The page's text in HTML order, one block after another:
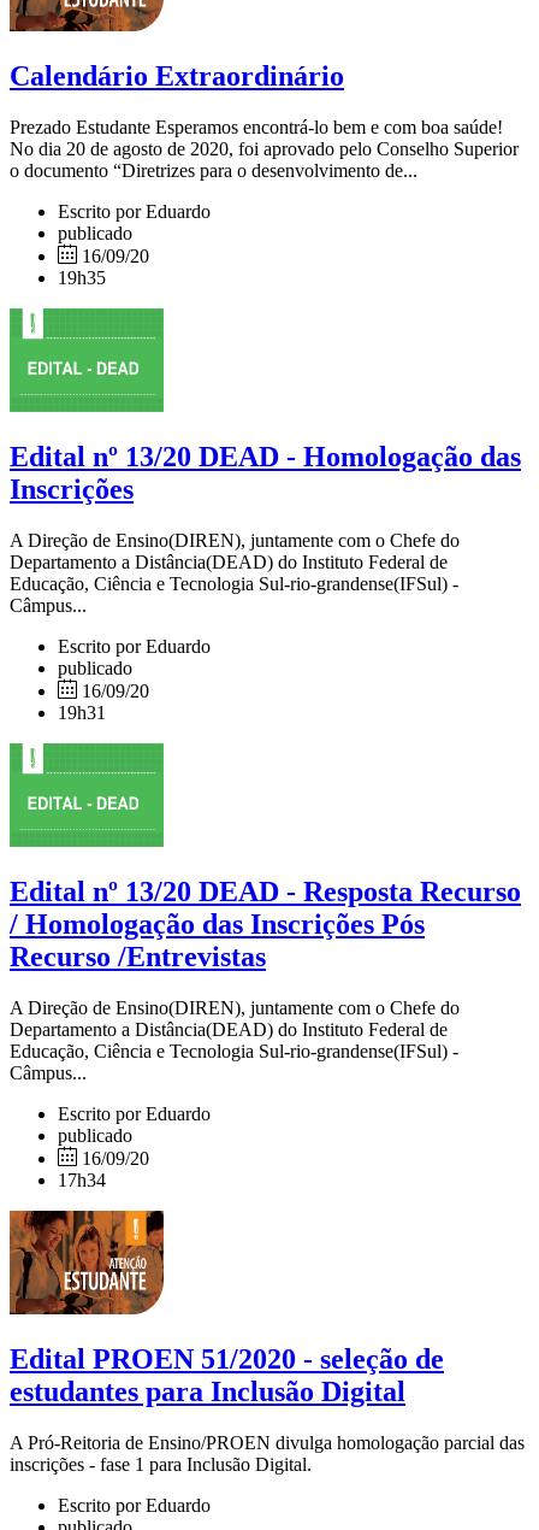
Calendário Extraordinário
Prezado Estudante Esperamos encontrá-lo bem e com boa saúde!
No dia 20 de agosto de 2020, foi aprovado pelo Conselho Superior
o documento “Diretrizes para o desenvolvimento de...
Escrito por Eduardo
publicado
16/09/20
19h35
Edital nº 13/20 DEAD - Homologação das
Inscrições
A Direção de Ensino(DIREN), juntamente com o Chefe do
Departamento a Distância(DEAD) do Instituto Federal de
Educação, Ciência e Tecnologia Sul-rio-grandense(IFSul) -
Câmpus...
Escrito por Eduardo
publicado
16/09/20
19h31
Edital nº 13/20 DEAD - Resposta Recurso
/ Homologação das Inscrições Pós
Recurso /Entrevistas
A Direção de Ensino(DIREN), juntamente com o Chefe do
Departamento a Distância(DEAD) do Instituto Federal de
Educação, Ciência e Tecnologia Sul-rio-grandense(IFSul) -
Câmpus...
Escrito por Eduardo
publicado
16/09/20
17h34
Edital PROEN 51/2020 - seleção de
estudantes para Inclusão Digital
A Pró-Reitoria de Ensino/PROEN divulga homologação parcial das
inscrições - fase 1 para Inclusão Digital.
Escrito por Eduardo